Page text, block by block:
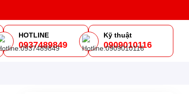
HOTLINE
0937489849
Kỹ thuật
0909010116